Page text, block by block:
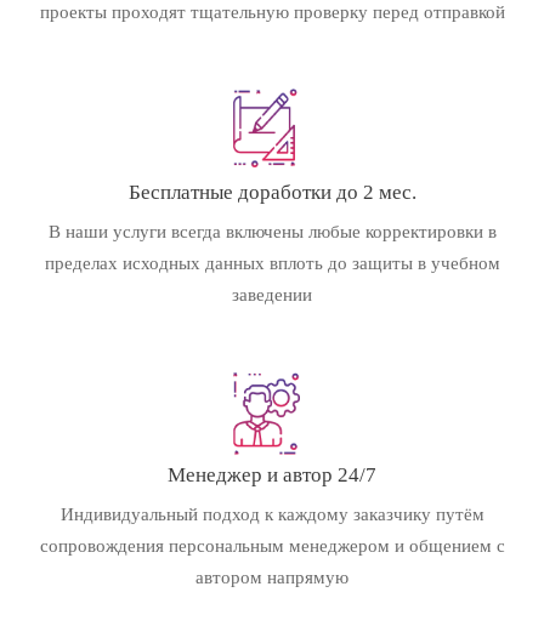
проекты проходят тщательную проверку перед отправкой
Бесплатные доработки до 2 мес.
В наши услуги всегда включены любые корректировки в
пределах исходных данных вплоть до защиты в учебном
заведении
Менеджер и автор 24/7
Индивидуальный подход к каждому заказчику путём
сопровождения персональным менеджером и общением с
автором напрямую